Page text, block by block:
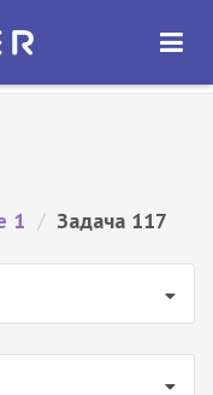
ОТКРЫТЬ
1 / Задача 117